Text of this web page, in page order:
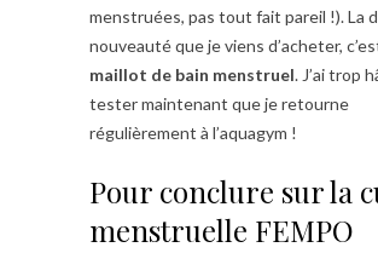
menstruées, pas tout fait pareil !). La
nouveauté que je viens d’acheter,
maillot de bain menstruel. J’ai trop
tester maintenant que je retourne
régulièrement à l’aquagym !
Pour conclure sur la
menstruelle FEMPO